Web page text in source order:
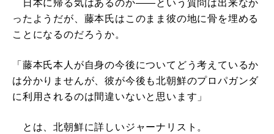
日本に帰る気はあるのか――という質問は出来なか
ったようだが、藤本氏はこのまま彼の地に骨を埋める
ことになるのだろうか。
「藤本氏本人が自身の今後についてどう考えているか
は分かりませんが、彼が今後も北朝鮮のプロパガンダ
に利用されるのは間違いないと思います」
とは、北朝鮮に詳しいジャーナリスト。